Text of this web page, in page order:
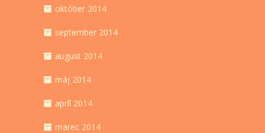
október 2014
september 2014
august 2014
máj 2014
apríl 2014
marec 2014